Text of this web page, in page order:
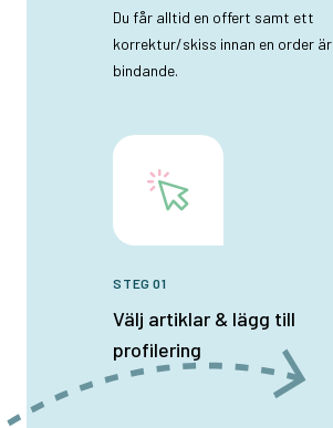
Du får alltid en offert samt ett
korrektur/skiss innan en order är
bindande.
STEG 01
Välj artiklar & lägg till
profilering